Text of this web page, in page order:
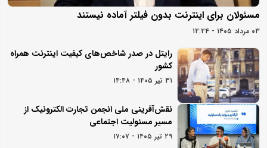
مسئولان برای اینترنت بدون فیلتر آماده نیستند
۰۳ مرداد ۱۴۰۵ - ۱۲:۲۴
رایتل در صدر شاخص‌های کیفیت اینترنت همراه
کشور
۳۱ تیر ۱۴۰۵ - ۱۴:۴۸
نقش‌آفرینی ملی انجمن تجارت الکترونیک از
مسیر مسئولیت اجتماعی
۲۹ تیر ۱۴۰۵ - ۱۷:۰۷